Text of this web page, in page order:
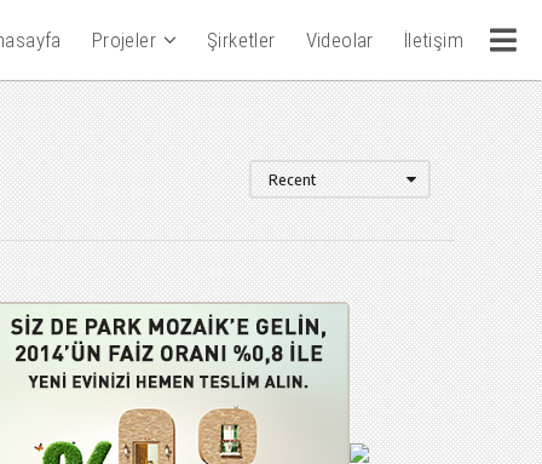
Projeler Şirketler Videolar İletişim
Recent